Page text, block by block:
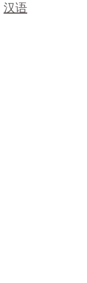
汉语